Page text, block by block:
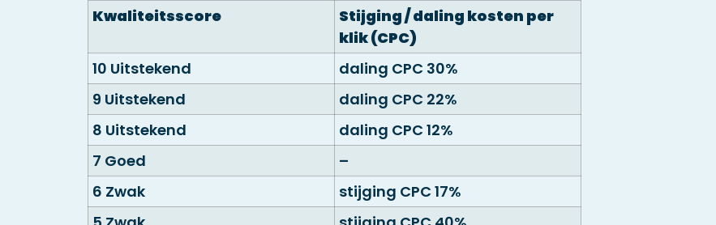
Kwaliteitsscore
Stijging / daling kosten per
klik (CPC)
10 Uitstekend
daling CPC 30%
9 Uitstekend
daling CPC 22%
8 Uitstekend
daling CPC 12%
7 Goed
–
6 Zwak
stijging CPC 17%